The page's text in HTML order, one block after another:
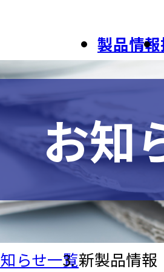
製品情報
お知
らせ一覧新製品情